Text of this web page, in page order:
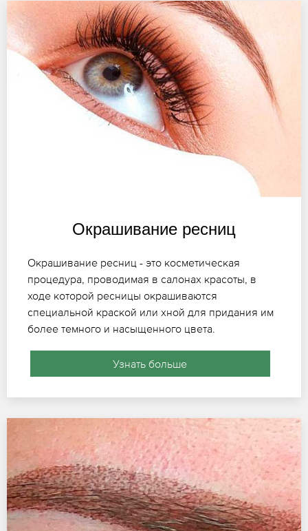
Окрашивание ресниц
Окрашивание ресниц - это косметическая
процедура, проводимая в салонах красоты, в
ходе которой ресницы окрашиваются
специальной краской или хной для придания им
более темного и насыщенного цвета.
Узнать больше